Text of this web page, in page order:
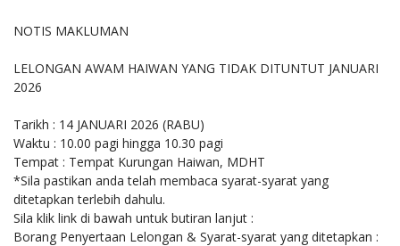
NOTIS MAKLUMAN
LELONGAN AWAM HAIWAN YANG TIDAK DITUNTUT JANUARI
2026
Tarikh : 14 JANUARI 2026 (RABU)
Waktu : 10.00 pagi hingga 10.30 pagi
Tempat : Tempat Kurungan Haiwan, MDHT
*Sila pastikan anda telah membaca syarat-syarat yang
ditetapkan terlebih dahulu.
Sila klik link di bawah untuk butiran lanjut :
Borang Penyertaan Lelongan & Syarat-syarat yang ditetapkan :